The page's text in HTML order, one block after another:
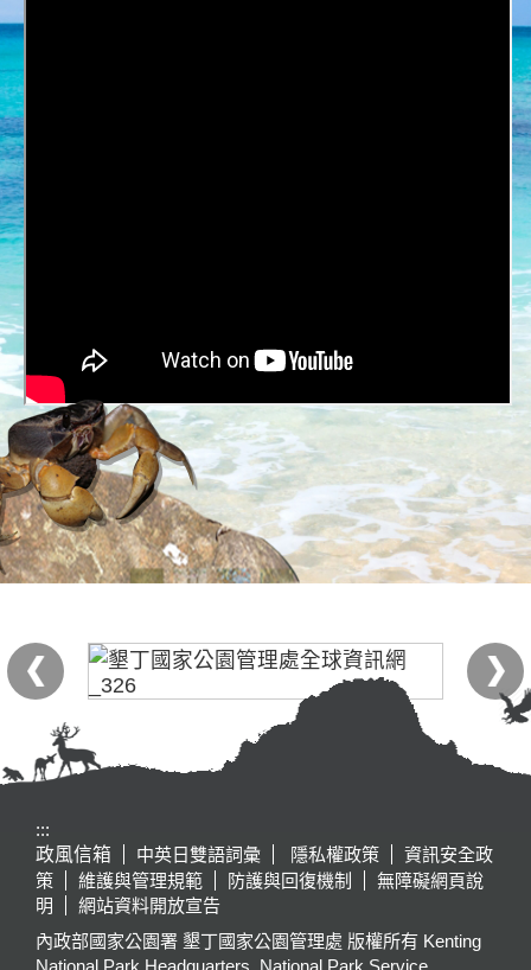
:::
政風信箱
中英日雙語詞彙 隱私權政策
資訊安全政
策
維護與管理規範 防護與回復機制
無障礙網頁說
明
網站資料開放宣告
內政部國家公園署 墾丁國家公園管理處 版權所有 Kenting
National Park Headquarters, National Park Service,